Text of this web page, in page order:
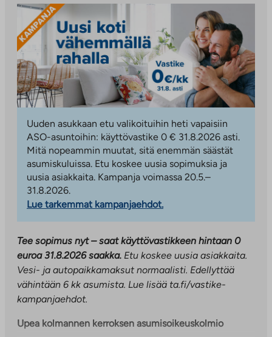
Uuden asukkaan etu valikoituihin heti vapaisiin
ASO-asuntoihin: käyttövastike 0 € 31.8.2026 asti.
Mitä nopeammin muutat, sitä enemmän säästät
asumiskuluissa. Etu koskee uusia sopimuksia ja
uusia asiakkaita. Kampanja voimassa 20.5.–
31.8.2026.
Lue tarkemmat kampanjaehdot.
Tee sopimus nyt – saat käyttövastikkeen hintaan 0
euroa 31.8.2026 saakka. Etu koskee uusia asiakkaita.
Vesi- ja autopaikkamaksut normaalisti. Edellyttää
vähintään 6 kk asumista. Lue lisää ta.fi/vastike-
kampanjaehdot.
Upea kolmannen kerroksen asumisoikeuskolmio